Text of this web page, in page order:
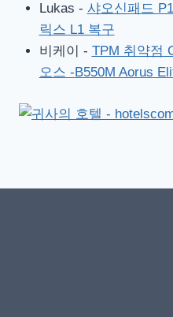
Lukas - 샤오신패드
릭스 L1 복구
비케이 - TPM 취약점
오스 -B550M Aorus